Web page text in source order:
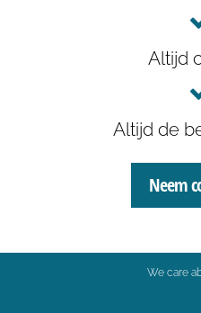
Altijd
Altijd de
Neem
We care